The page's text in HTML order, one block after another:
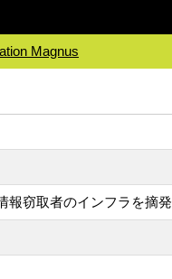
Magnus
報窃取者のインフラを摘発